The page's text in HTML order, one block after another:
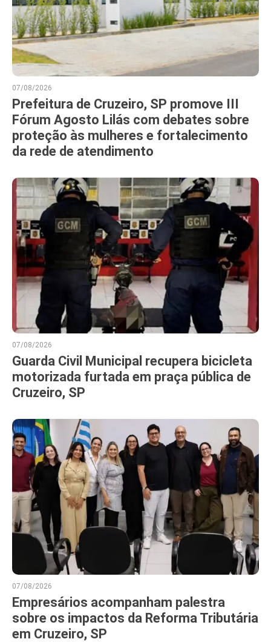
07/08/2026
Prefeitura de Cruzeiro, SP promove III
Fórum Agosto Lilás com debates sobre
proteção às mulheres e fortalecimento
da rede de atendimento
07/08/2026
Guarda Civil Municipal recupera bicicleta
motorizada furtada em praça pública de
Cruzeiro, SP
07/08/2026
Empresários acompanham palestra
sobre os impactos da Reforma Tributária
em Cruzeiro, SP